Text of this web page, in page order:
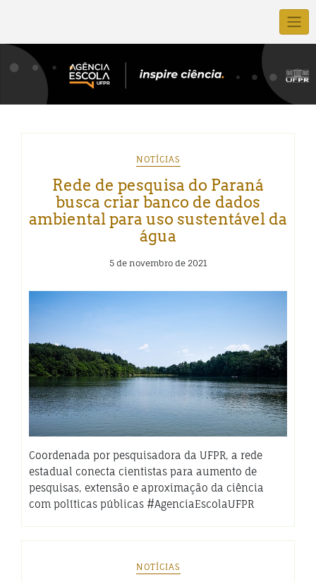
NOTÍCIAS
Rede de pesquisa do Paraná
busca criar banco de dados
ambiental para uso sustentável da
água
5 de novembro de 2021
Coordenada por pesquisadora da UFPR, a rede
estadual conecta cientistas para aumento de
pesquisas, extensão e aproximação da ciência
com políticas públicas #AgenciaEscolaUFPR
NOTÍCIAS